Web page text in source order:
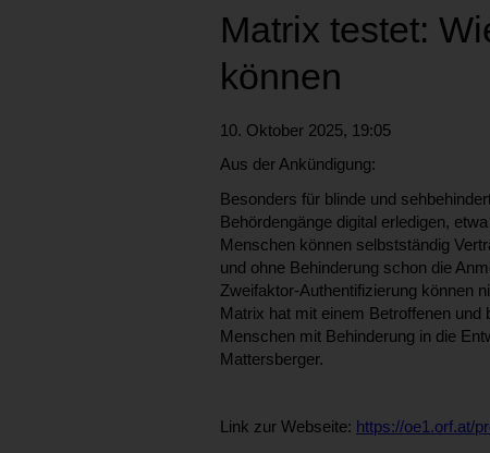
Matrix testet:
können
10. Oktober 2025, 19:05
Aus der Ankündigung:
Besonders für blinde und
Behördengänge digital erledigen,
Menschen können selbstständig
und ohne Behinderung schon die
Zweifaktor-Authentifizierung können
Matrix hat mit einem Betroffenen
Menschen mit Behinderung in die
Mattersberger.
Link zur Webseite: https://oe1.orf.at/